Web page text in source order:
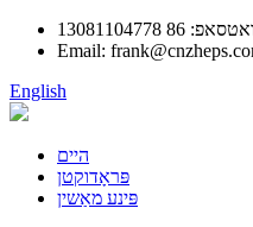
13081104778
Email:
English
היים
פּראָדוקטן
פּינע מאַשין